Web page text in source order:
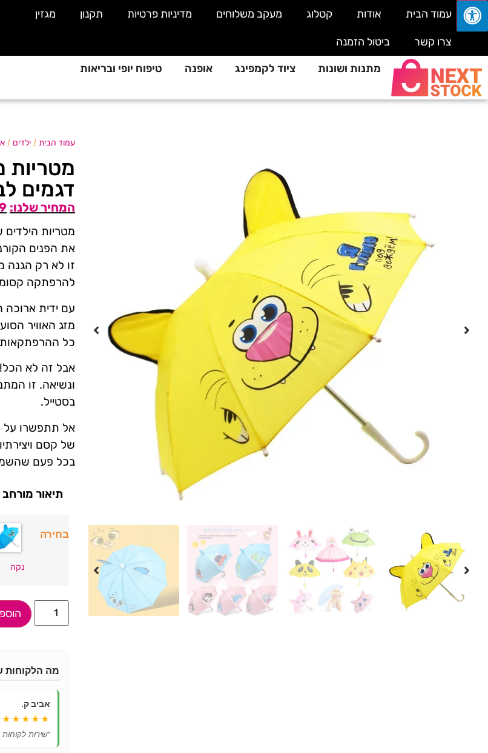
עמוד הבית אודות קטלוג מעקב משלוחים מדיניות פרטיות תקנון מגזין
צרו קשר
ביטול הזמנה
מתנות ושונות
ציוד לקמפינג אופנה טיפוח יופי ובריאות
עמוד הבית / ילדים /
מטריות
דגמים
מטריות
את הפנים
זו לא רק הגנה
להרפתקה
עם ידית ארוכה
מזג האוויר
כל
אבל זה לא
ונשיאה. זו
בסטייל.
אל תתפשרו על
של קסם
בכל פעם
תיאור מורחב
בחירה
נקה
מה הלקוחות
אביב ק.
★★★★★
"שירות